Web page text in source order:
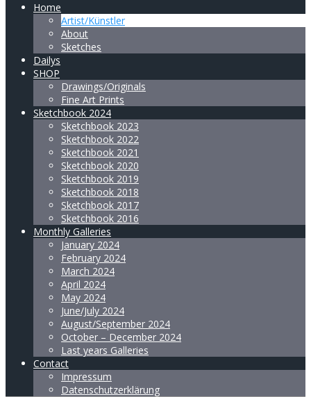
Home
Artist/Künstler
About
Sketches
Dailys
SHOP
Drawings/Originals
Fine Art Prints
Sketchbook 2024
Sketchbook 2023
Sketchbook 2022
Sketchbook 2021
Sketchbook 2020
Sketchbook 2019
Sketchbook 2018
Sketchbook 2017
Sketchbook 2016
Monthly Galleries
January 2024
February 2024
March 2024
April 2024
May 2024
June/July 2024
August/September 2024
October – December 2024
Last years Galleries
Contact
Impressum
Datenschutzerklärung